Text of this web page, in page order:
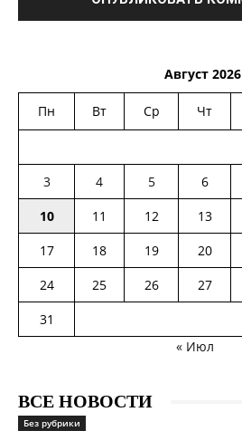
Август 2026
Пн Вт Ср Чт
3
4 5 6
10
11 12 13
17
18 19 20
24
25 26 27
31
« Июл
ВСЕ НОВОСТИ
Без рубрики